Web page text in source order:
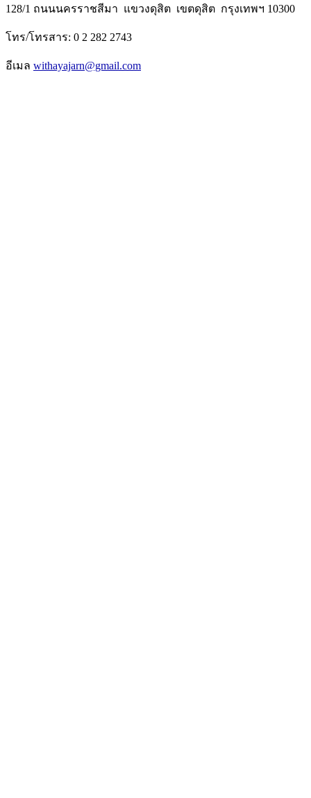
128/1 ถนนนครราชสีมา แขวงดุสิต เขตดุสิต กรุงเทพฯ 10300
โทร/โทรสาร: 0 2 282 2743
อีเมล withayajarn@gmail.com